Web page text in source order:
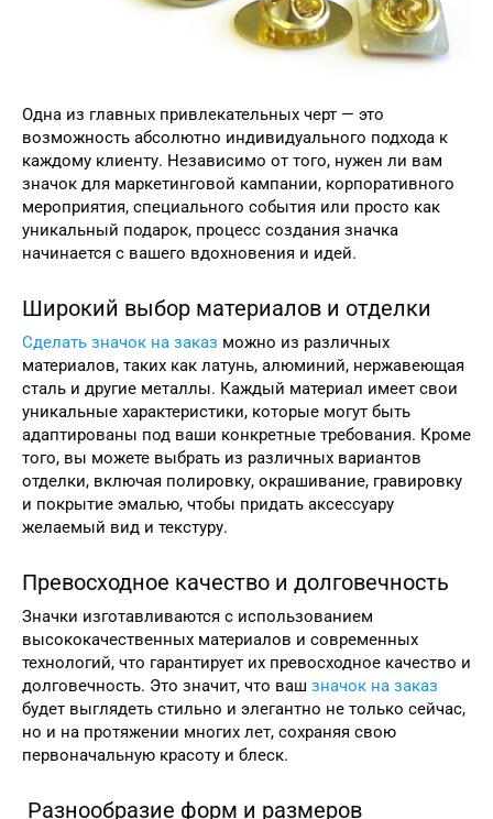
Одна из главных привлекательных черт — это
возможность абсолютно индивидуального подхода к
каждому клиенту. Независимо от того, нужен ли вам
значок для маркетинговой кампании, корпоративного
мероприятия, специального события или просто как
уникальный подарок, процесс создания значка
начинается с вашего вдохновения и идей.
Широкий выбор материалов и отделки
Сделать значок на заказ можно из различных
материалов, таких как латунь, алюминий, нержавеющая
сталь и другие металлы. Каждый материал имеет свои
уникальные характеристики, которые могут быть
адаптированы под ваши конкретные требования. Кроме
того, вы можете выбрать из различных вариантов
отделки, включая полировку, окрашивание, гравировку
и покрытие эмалью, чтобы придать аксессуару
желаемый вид и текстуру.
Превосходное качество и долговечность
Значки изготавливаются с использованием
высококачественных материалов и современных
технологий, что гарантирует их превосходное качество и
долговечность. Это значит, что ваш значок на заказ
будет выглядеть стильно и элегантно не только сейчас,
но и на протяжении многих лет, сохраняя свою
первоначальную красоту и блеск.
Разнообразие форм и размеров